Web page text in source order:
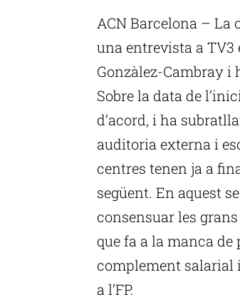
ACN Barcelona – La
una entrevista a TV3
Gonzàlez-Cambray i
Sobre la data de
d’acord, i ha
auditoria externa i
centres tenen ja a
següent. En aquest
consensuar les
que fa a la manca
complement salarial
a l’FP.